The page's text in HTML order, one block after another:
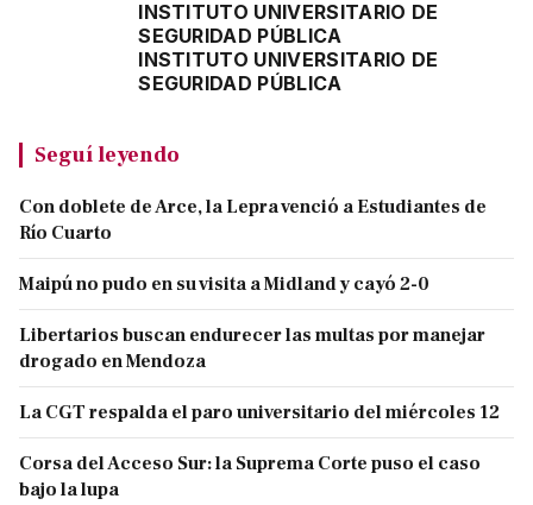
INSTITUTO UNIVERSITARIO DE
SEGURIDAD PÚBLICA
INSTITUTO UNIVERSITARIO DE
SEGURIDAD PÚBLICA
Seguí leyendo
Con doblete de Arce, la Lepra venció a Estudiantes de
Río Cuarto
Maipú no pudo en su visita a Midland y cayó 2-0
Libertarios buscan endurecer las multas por manejar
drogado en Mendoza
La CGT respalda el paro universitario del miércoles 12
Corsa del Acceso Sur: la Suprema Corte puso el caso
bajo la lupa